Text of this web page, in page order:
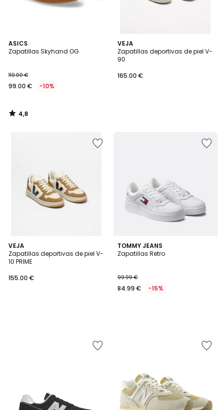
ASICS
Zapatillas Skyhand OG
110.00 €
99.00 € -10%
4,8
/ 5
4,8
/
VEJA
Zapatillas deportivas de piel V-
90
165.00 €
VEJA
Zapatillas deportivas de piel V-
10 PRIME
155.00 €
TOMMY JEANS
Zapatillas Retro
99.99 €
84.99 € -15%